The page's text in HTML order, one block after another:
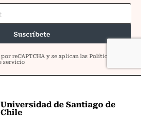
Universidad de Santiago de
Chile